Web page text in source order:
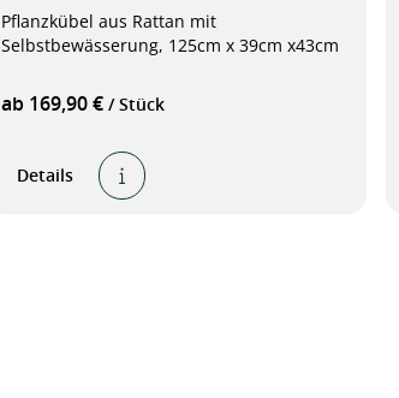
Pflanzkübel aus Rattan mit
Selbstbewässerung, 125cm x 39cm x43cm
ab 169,90 € / Stück
Details